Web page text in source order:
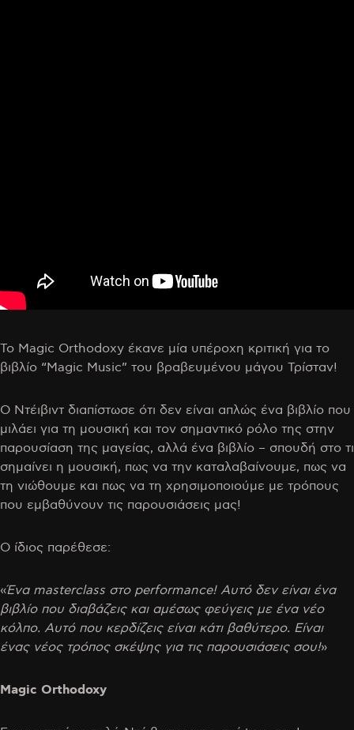
To Magic Orthodoxy έκανε μία υπέροχη κριτική για το
βιβλίο “Magic Music” του βραβευμένου μάγου Τρίσταν!
Ο Ντέιβιντ διαπίστωσε ότι δεν είναι απλώς ένα βιβλίο που
μιλάει για τη μουσική και τον σημαντικό ρόλο της στην
παρουσίαση της μαγείας, αλλά ένα βιβλίο – σπουδή στο τι
σημαίνει η μουσική, πως να την καταλαβαίνουμε, πως να
τη νιώθουμε και πως να τη χρησιμοποιούμε με τρόπους
που εμβαθύνουν τις παρουσιάσεις μας!
Ο ίδιος παρέθεσε:
«Ένα masterclass στο performance! Αυτό δεν είναι ένα
βιβλίο που διαβάζεις και αμέσως φεύγεις με ένα νέο
κόλπο. Αυτό που κερδίζεις είναι κάτι βαθύτερο. Είναι
ένας νέος τρόπος σκέψης για τις παρουσιάσεις σου!»
Magic Orthodoxy